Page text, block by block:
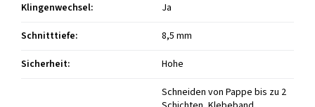
Klingenwechsel:
Ja
Schnitttiefe:
8,5 mm
Sicherheit: Hohe
Schneiden von Pappe bis zu 2